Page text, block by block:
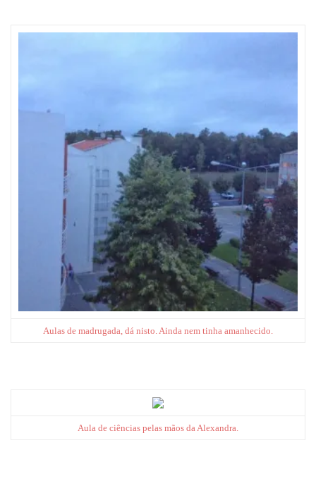
Aulas de madrugada, dá nisto. Ainda nem tinha amanhecido.
Aula de ciências pelas mãos da Alexandra.